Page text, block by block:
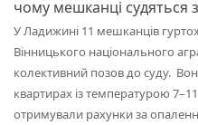
чому мешканці
У Ладижині 11 мешканців
Вінницького національного
колективний позов до суду.
квартирах із температурою
отримували рахунки за